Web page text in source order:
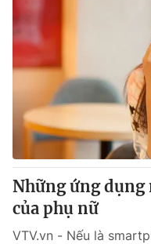
Những ứng dụng
của phụ nữ
VTV.vn - Nếu là